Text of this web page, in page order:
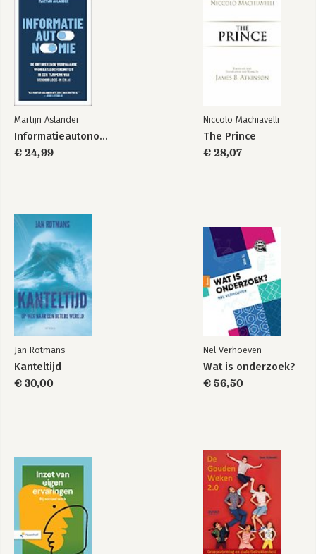
Bekijk alle boeken
Martijn Aslander
Informatieautonomie
€ 24,99
Niccolo Machiavelli
The Prince
€ 28,07
Jan Rotmans
Kanteltijd
€ 30,00
Nel Verhoeven
Wat is onderzoek?
€ 56,50